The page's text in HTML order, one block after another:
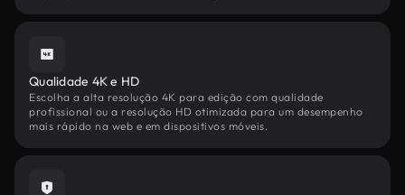
Qualidade 4K e HD
Escolha a alta resolução 4K para edição com qualidade
profissional ou a resolução HD otimizada para um desempenho
mais rápido na web e em dispositivos móveis.